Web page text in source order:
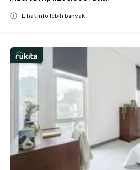
Lihat info lebih banyak